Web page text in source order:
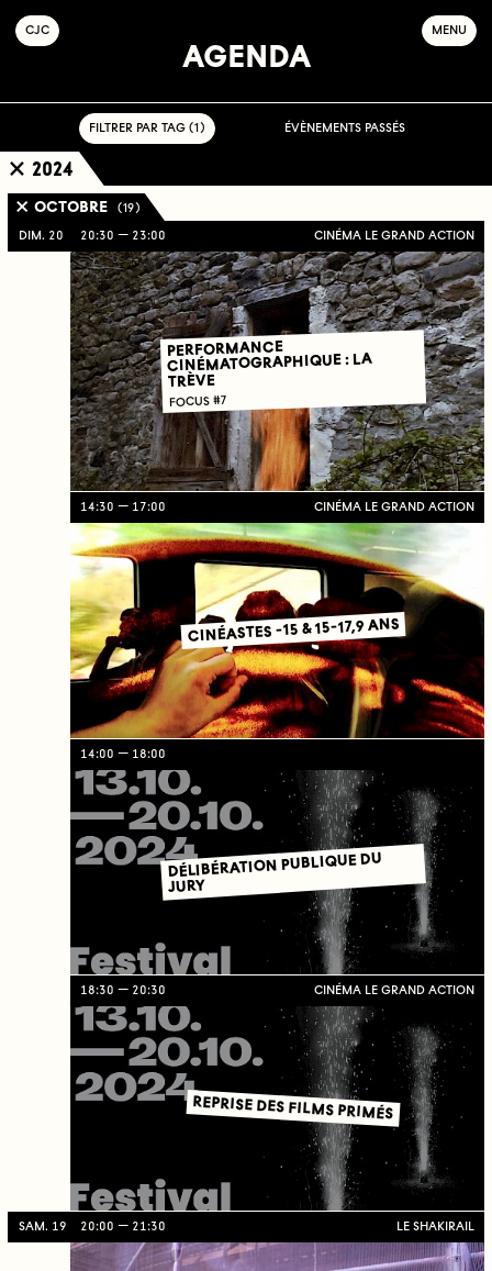
COLLECTIF
JEUNE
C INÉMA MENU
AGENDA
FILTRER PAR TAG ( 1 ) ÉVÈNEMENTS PASSÉS
2024
OCTOBRE
( 19 )
DIM. 20
20:30 23:00 CINÉMA LE GRAND ACTION
PERFORMANCE
CINÉMATOGRAPHIQUE : LA
TRÈVE
FOCUS #7
14:30 17:00 CINÉMA LE GRAND ACTION
CINÉASTES -15 & 15-17,9 ANS
14:00 18:00
DÉLIBÉRATION PUBLIQUE DU
JURY
18:30 20:30 CINÉMA LE GRAND ACTION
REPRISE DES FILMS PRIMÉS
SAM. 19 20:00 21:30 LE SHAKIRAIL